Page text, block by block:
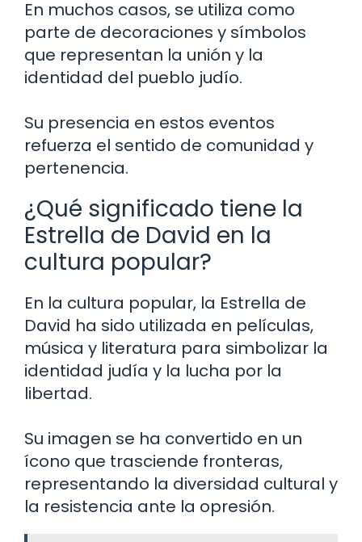
En muchos casos, se utiliza como
parte de decoraciones y símbolos
que representan la unión y la
identidad del pueblo judío.
Su presencia en estos eventos
refuerza el sentido de comunidad y
pertenencia.
¿Qué significado tiene la
Estrella de David en la
cultura popular?
En la cultura popular, la Estrella de
David ha sido utilizada en películas,
música y literatura para simbolizar la
identidad judía y la lucha por la
libertad.
Su imagen se ha convertido en un
ícono que trasciende fronteras,
representando la diversidad cultural y
la resistencia ante la opresión.